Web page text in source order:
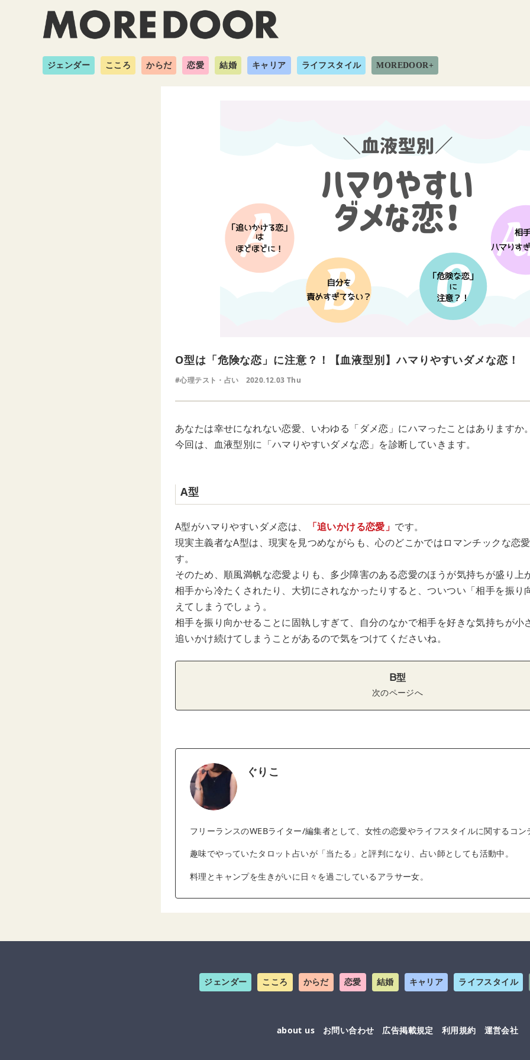
ジェンダー こころ からだ 恋愛 結婚 キャリア ライフスタイル MOREDOOR+
O型は「危険な恋」に注意？！【血液型別】ハマりやすいダメな恋！
#心理テスト・占い 2020.12.03 Thu
あなたは幸せになれない恋愛、いわゆる「ダメ恋」にハマったことはありますか
今回は、血液型別に「ハマりやすいダメな恋」を診断していきます。
A型
A型がハマりやすいダメ恋は、 「追いかける恋愛」 です。
現実主義者なA型は、現実を見つめながらも、心のどこかではロマンチックな恋
す。
そのため、順風満帆な恋愛よりも、多少障害のある恋愛のほうが気持ちが盛り上
相手から冷たくされたり、大切にされなかったりすると、ついつい「相手を振り
えてしまうでしょう。
相手を振り向かせることに固執しすぎて、自分のなかで相手を好きな気持ちが小
追いかけ続けてしまうことがあるので気をつけてくださいね。
B型
次のページへ
ぐりこ
フリーランスのWEBライター/編集者として、女性の恋愛やライフスタイルに関するコ
趣味でやっていたタロット占いが「当たる」と評判になり、占い師としても活動中。
料理とキャンプを生きがいに日々を過ごしているアラサー女。
ジェンダー こころ からだ 恋愛 結婚 キャリア ライフスタイル
about us お問い合わせ 広告掲載規定 利用規約 運営会社